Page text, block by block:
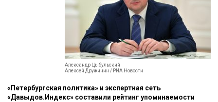
Александр Цыбульский
Алексей Дружинин / РИА Новости
«Петербургская политика» и экспертная сеть
«Давыдов.Индекс» составили рейтинг упоминаемости